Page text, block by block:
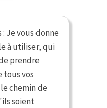
Je vous donne
à utiliser, qui
prendre
tous vos
chemin de
soient